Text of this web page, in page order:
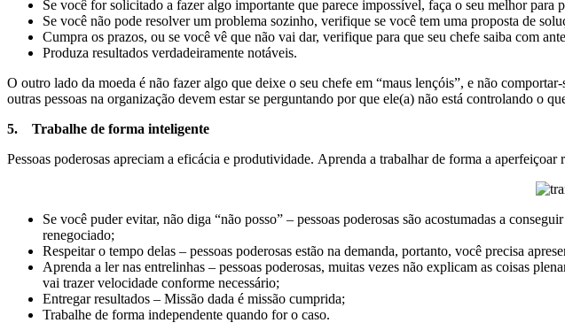
Se você for solicitado a fazer algo importante que parece impossível, faça o seu melhor para
Se você não pode resolver um problema sozinho, verifique se você tem uma proposta de
Cumpra os prazos, ou se você vê que não vai dar, verifique para que seu chefe saiba com
Produza resultados verdadeiramente notáveis.
O outro lado da moeda é não fazer algo que deixe o seu chefe em “maus lençóis”, e não
outras pessoas na organização devem estar se perguntando por que ele(a) não está controlando o
5. Trabalhe de forma inteligente
Pessoas poderosas apreciam a eficácia e produtividade. Aprenda a trabalhar de forma a aperfeiçoar
Se você puder evitar, não diga “não posso” – pessoas poderosas são acostumadas a
renegociado;
Respeitar o tempo delas – pessoas poderosas estão na demanda, portanto, você precisa
Aprenda a ler nas entrelinhas – pessoas poderosas, muitas vezes não explicam as coisas
vai trazer velocidade conforme necessário;
Entregar resultados – Missão dada é missão cumprida;
Trabalhe de forma independente quando for o caso.